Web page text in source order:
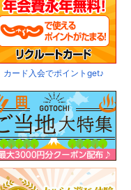
カード入会でポイントget♪